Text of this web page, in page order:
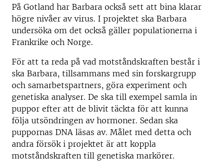
På Gotland har Barbara också sett att bina klarar
högre nivåer av virus. I projektet ska Barbara
undersöka om det också gäller populationerna i
Frankrike och Norge.
För att ta reda på vad motståndskraften består i
ska Barbara, tillsammans med sin forskargrupp
och samarbetspartners, göra experiment och
genetiska analyser. De ska till exempel samla in
puppor efter att de blivit täckta för att kunna
följa utsöndringen av hormoner. Sedan ska
puppornas DNA läsas av. Målet med detta och
andra försök i projektet är att koppla
motståndskraften till genetiska markörer.